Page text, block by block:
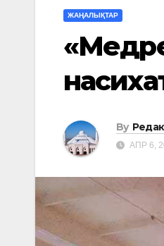
ЖАҢАЛЫҚТАР
By
АПР 6,